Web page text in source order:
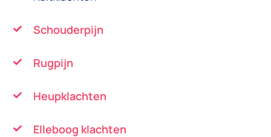
Schouderpijn
Rugpijn
Heupklachten
Elleboog klachten